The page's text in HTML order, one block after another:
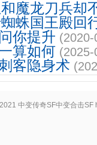
魔龙刀兵却
蛛国王殿回
你提升
算如何
客隐身术
中变传奇SF中变合击SF